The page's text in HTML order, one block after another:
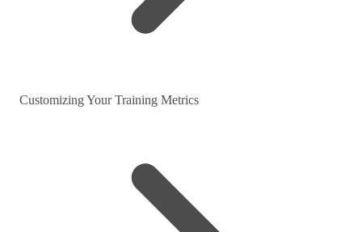
Customizing Your Training Metrics